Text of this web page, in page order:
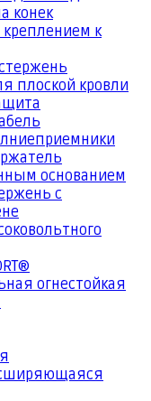
конек
к
плоской кровли
основанием
с
огнестойкая